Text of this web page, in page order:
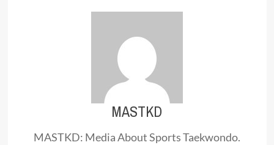
MASTKD
MASTKD: Media About Sports Taekwondo.